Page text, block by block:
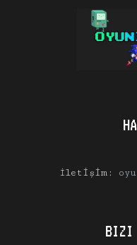
İletişim:
BIZI